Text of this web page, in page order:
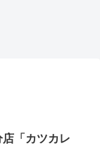
「カツカレ